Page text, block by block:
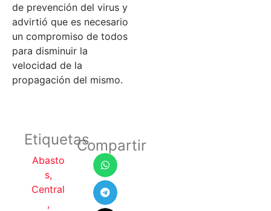
de prevención del virus y
advirtió que es necesario
un compromiso de todos
para disminuir la
velocidad de la
propagación del mismo.
Etiquetas
Abasto
s,
Central
,
Compartir